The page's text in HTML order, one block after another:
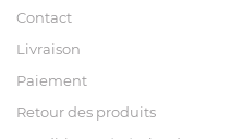
Contact
Livraison
Paiement
Retour des produits